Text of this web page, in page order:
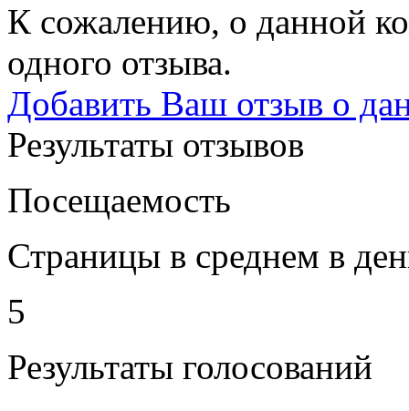
К сожалению, о данной
одного отзыва.
Добавить Ваш отзыв о
Результаты отзывов
Посещаемость
Страницы в среднем в
5
Результаты голосований